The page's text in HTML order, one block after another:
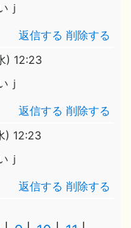
ｊ
返信する 削除する
) 12:23
ｊ
返信する 削除する
) 12:23
ｊ
返信する 削除する